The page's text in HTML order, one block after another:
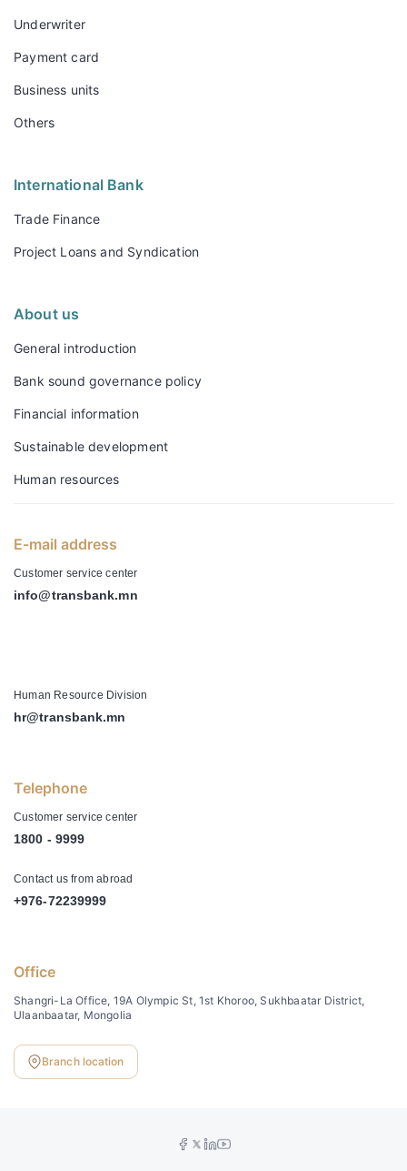
Underwriter
Payment card
Business units
Others
International Bank
Trade Finance
Project Loans and Syndication
About us
General introduction
Bank sound governance policy
Financial information
Sustainable development
Human resources
E-mail address
Customer service center
info@transbank.mn
Human Resource Division
hr@transbank.mn
Telephone
Customer service center
1800 - 9999
Contact us from abroad
+976-72239999
Office
Shangri-La Office, 19A Olympic St, 1st Khoroo, Sukhbaatar District,
Ulaanbaatar, Mongolia
Branch location